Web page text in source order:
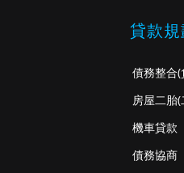
貸款
債務整合(
房屋二胎(
機車貸款
債務協商